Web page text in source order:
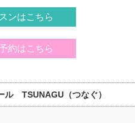
ンはこちら
約はこちら
ル TSUNAGU（つなぐ）